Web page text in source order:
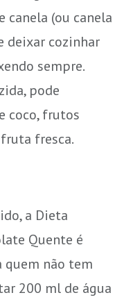
canela (ou canela
deixar cozinhar
sempre.
pode
coco, frutos
fresca.
a Dieta
Quente é
quem não tem
200 ml de água